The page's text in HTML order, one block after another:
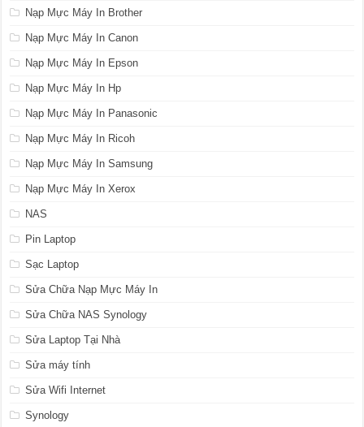
Nạp Mực Máy In Brother
Nạp Mực Máy In Canon
Nạp Mực Máy In Epson
Nạp Mực Máy In Hp
Nạp Mực Máy In Panasonic
Nạp Mực Máy In Ricoh
Nạp Mực Máy In Samsung
Nạp Mực Máy In Xerox
NAS
Pin Laptop
Sạc Laptop
Sửa Chữa Nạp Mực Máy In
Sửa Chữa NAS Synology
Sửa Laptop Tại Nhà
Sửa máy tính
Sửa Wifi Internet
Synology